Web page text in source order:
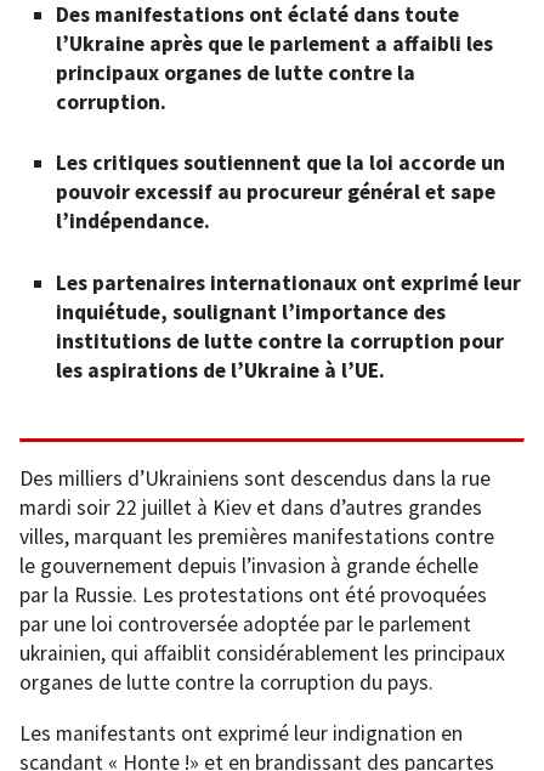
Des manifestations ont éclaté dans toute
l’Ukraine après que le parlement a affaibli les
principaux organes de lutte contre la
corruption.
Les critiques soutiennent que la loi accorde un
pouvoir excessif au procureur général et sape
l’indépendance.
Les partenaires internationaux ont exprimé leur
inquiétude, soulignant l’importance des
institutions de lutte contre la corruption pour
les aspirations de l’Ukraine à l’UE.
Des milliers d’Ukrainiens sont descendus dans la rue
mardi soir 22 juillet à Kiev et dans d’autres grandes
villes, marquant les premières manifestations contre
le gouvernement depuis l’invasion à grande échelle
par la Russie. Les protestations ont été provoquées
par une loi controversée adoptée par le parlement
ukrainien, qui affaiblit considérablement les principaux
organes de lutte contre la corruption du pays.
Les manifestants ont exprimé leur indignation en
scandant « Honte !» et en brandissant des pancartes